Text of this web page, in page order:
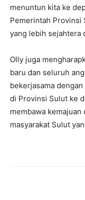
menuntun kita ke
Pemerintah Provinsi
yang lebih sejahtera
Olly juga
baru dan seluruh
bekerjasama
di Provinsi Sulut ke
membawa
masyarakat Sulut